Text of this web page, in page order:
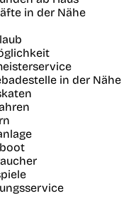
in der Nähe
in der Nähe